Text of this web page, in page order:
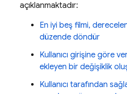
açıklanmaktadır:
En iyi beş filmi,
düzende döndür
Kullanıcı girişine göre
ekleyen bir değişiklik
Kullanıcı tarafından